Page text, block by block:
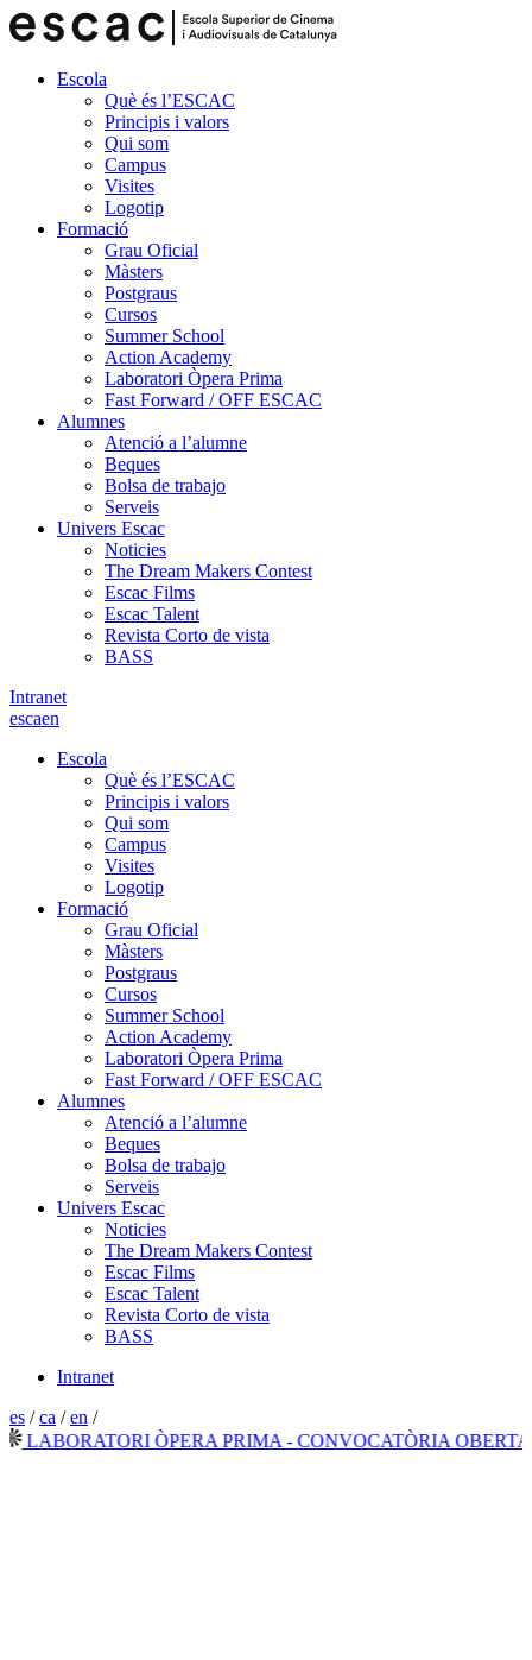
Escola
Què és l’ESCAC
Principis i valors
Qui som
Campus
Visites
Logotip
Formació
Grau Oficial
Màsters
Postgraus
Cursos
Summer School
Action Academy
Laboratori Òpera Prima
Fast Forward / OFF ESCAC
Alumnes
Atenció a l’alumne
Beques
Bolsa de trabajo
Serveis
Univers Escac
Noticies
The Dream Makers Contest
Escac Films
Escac Talent
Revista Corto de vista
BASS
Intranet
escaen
Escola
Què és l’ESCAC
Principis i valors
Qui som
Campus
Visites
Logotip
Formació
Grau Oficial
Màsters
Postgraus
Cursos
Summer School
Action Academy
Laboratori Òpera Prima
Fast Forward / OFF ESCAC
Alumnes
Atenció a l’alumne
Beques
Bolsa de trabajo
Serveis
Univers Escac
Noticies
The Dream Makers Contest
Escac Films
Escac Talent
Revista Corto de vista
BASS
Intranet
es /ca /en /
ÒPERA PRIMA - CONVOCATÒRIA OBERTA